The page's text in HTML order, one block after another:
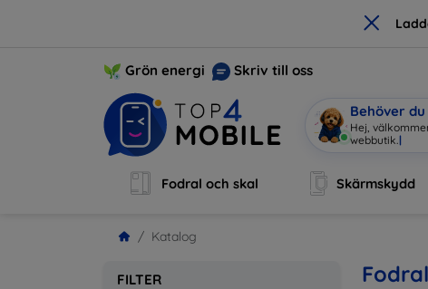
×
Grön energi Skriv till oss
Behöver
Hej,
Fodral och skal Skärmskydd
Katalog
FILTER